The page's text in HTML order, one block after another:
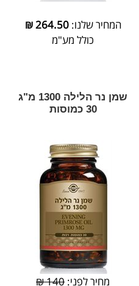
המחיר שלנו:264.50
₪
כולל מע"מ
שמן נר הלילה 1300 מ"ג
30 כמוסות
מחיר לפני: 140 ₪